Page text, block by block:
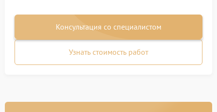
Консультация со специалистом
Узнать стоимость работ